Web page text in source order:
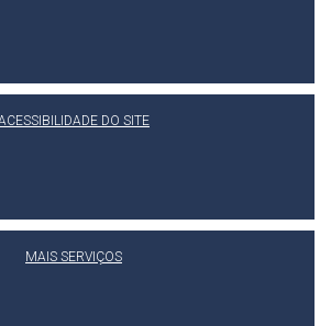
DO SITE
MAIS SERVIÇOS